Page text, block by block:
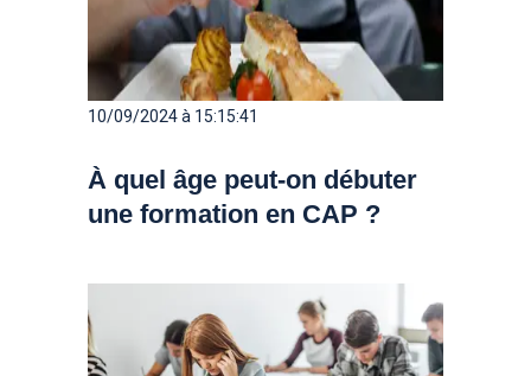
10/09/2024 à 15:15:41
À quel âge peut-on débuter
une formation en CAP ?